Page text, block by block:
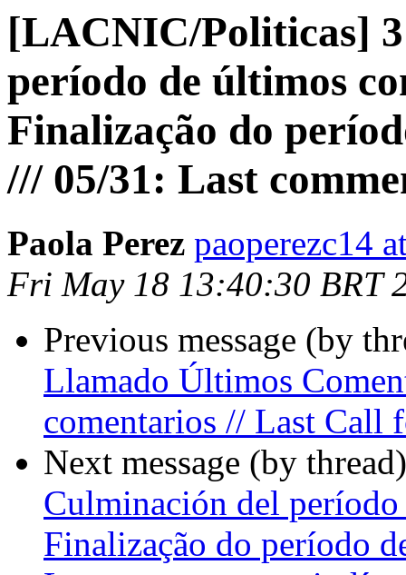
[LACNIC/Politicas]
período de últimos
Finalização do
/// 05/31: Last
Paola Perez paoperezc14
Fri May 18 13:40:30 BRT
Previous message (by
Llamado Últimos
comentarios // Last Call
Next message (by
Culminación del
Finalização do período